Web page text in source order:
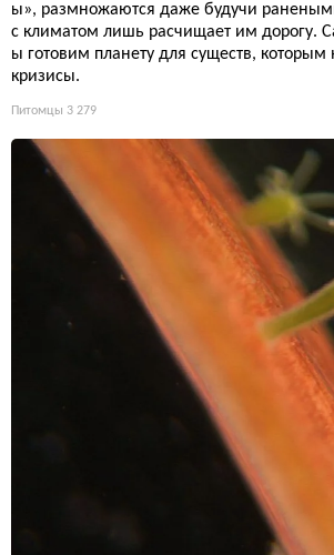
ы», размножаются даже будучи
с климатом лишь расчищает им дорогу.
ы готовим планету для существ,
кризисы.
Питомцы 3 279